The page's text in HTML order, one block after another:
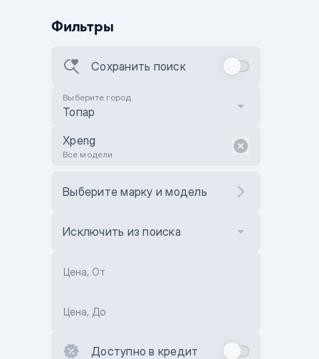
Фильтры
Сохранить поиск
Выберите город
Топар
Xpeng
Все модели
Выберите марку и модель
Исключить из поиска
Цена, От
Цена, До
Доступно в кредит